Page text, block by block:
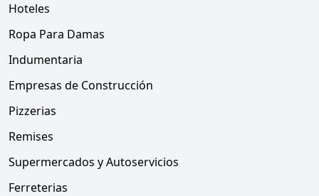
Hoteles
Ropa Para Damas
Indumentaria
Empresas de Construcción
Pizzerias
Remises
Supermercados y Autoservicios
Ferreterias